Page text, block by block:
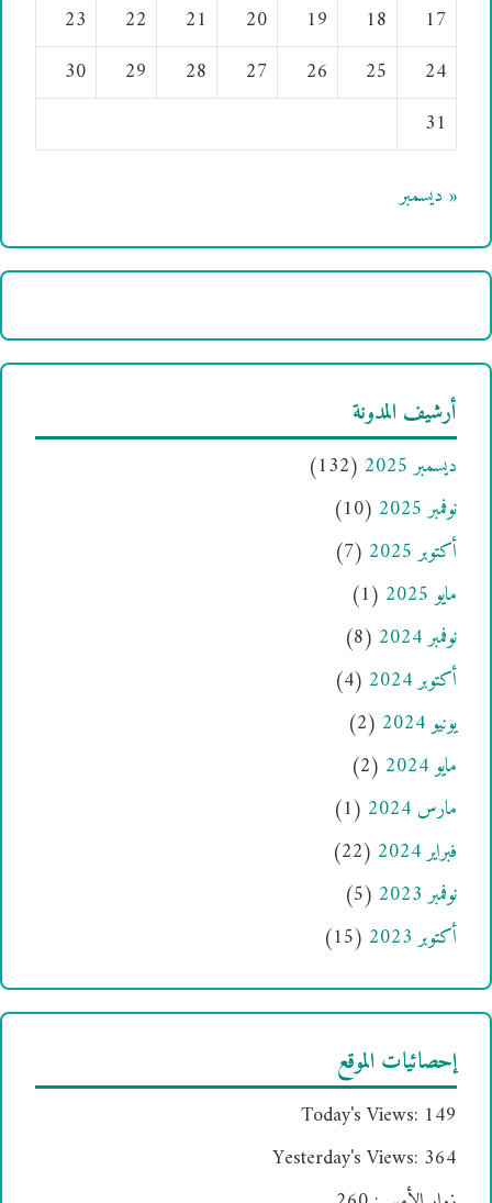
17
18
19
20
21
22
23
24
25
26
27
28
29
30
31
« ديسمبر
أرشيف المدونة
ديسمبر 2025
(132)
نوفمبر 2025
(10)
أكتوبر 2025
(7)
مايو 2025
(1)
نوفمبر 2024
(8)
أكتوبر 2024
(4)
يونيو 2024
(2)
مايو 2024
(2)
مارس 2024
(1)
فبراير 2024
(22)
نوفمبر 2023
(5)
أكتوبر 2023
(15)
إحصائيات الموقع
Today's Views: 149
Yesterday's Views: 364